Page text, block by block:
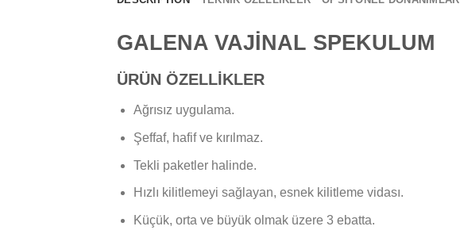
GALENA VAJİNAL SPEKULUM
ÜRÜN ÖZELLİKLER
Ağrısız uygulama.
Şeffaf, hafif ve kırılmaz.
Tekli paketler halinde.
Hızlı kilitlemeyi sağlayan, esnek kilitleme vidası.
Küçük, orta ve büyük olmak üzere 3 ebatta.